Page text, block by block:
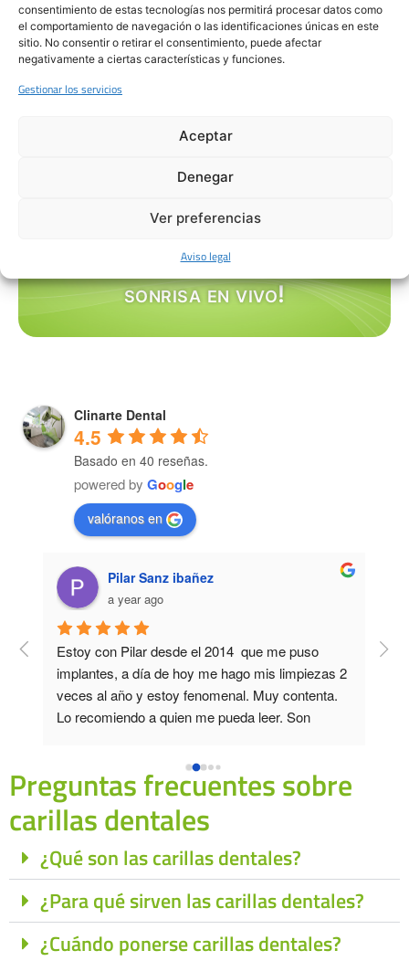
consentimiento de estas tecnologías nos permitirá procesar datos como
el comportamiento de navegación o las identificaciones únicas en este
sitio. No consentir o retirar el consentimiento, puede afectar
negativamente a ciertas características y funciones.
Gestionar los servicios
Aceptar
Denegar
Ver preferencias
Aviso legal
las carillas dentales ayudan a los pacientes a
sentirse más cómodos al sonreír, hablar o
¡Te realizaremos un estudio
gratuito para que veas tu
sonrisa en vivo!
Clinarte Dental
4.5
Basado en 40 reseñas.
powered by Google
valóranos en
Pilar Sanz ibañez
a year ago
Estoy con Pilar desde el 2014  que me puso
implantes, a día de hoy me hago mis limpiezas 2
veces al año y estoy fenomenal. Muy contenta.
Lo recomiendo a quien me pueda leer. Son
Preguntas frecuentes sobre
carillas dentales
¿Qué son las carillas dentales?
¿Para qué sirven las carillas dentales?
¿Cuándo ponerse carillas dentales?